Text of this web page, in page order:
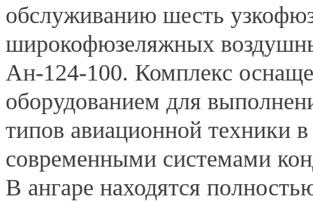
обслуживанию шесть
широкофюзеляжных
Ан-124-100. Комплекс
оборудованием для
типов авиационной техники
современными системами
В ангаре находятся